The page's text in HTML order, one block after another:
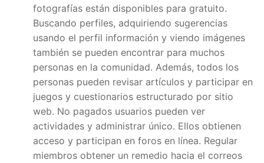
fotografías están disponibles para gratuito.
Buscando perfiles, adquiriendo sugerencias
usando el perfil información y viendo imágenes
también se pueden encontrar para muchos
personas en la comunidad. Además, todos los
personas pueden revisar artículos y participar en
juegos y cuestionarios estructurado por sitio
web. No pagados usuarios pueden ver
actividades y administrar único. Ellos obtienen
acceso y participan en foros en línea. Regular
miembros obtener un remedio hacia el correos